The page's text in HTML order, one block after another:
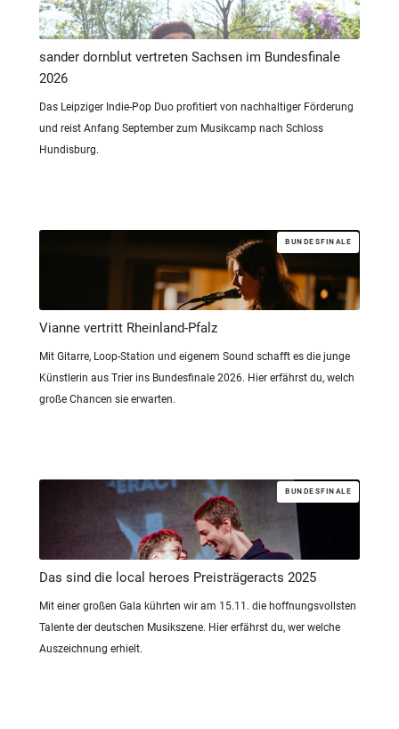
sander dornblut vertreten Sachsen im Bundesfinale
2026
Das Leipziger Indie-Pop Duo profitiert von nachhaltiger Förderung
und reist Anfang September zum Musikcamp nach Schloss
Hundisburg.
BUNDESFINALE
Vianne vertritt Rheinland-Pfalz
Mit Gitarre, Loop-Station und eigenem Sound schafft es die junge
Künstlerin aus Trier ins Bundesfinale 2026. Hier erfährst du, welch
große Chancen sie erwarten.
BUNDESFINALE
Das sind die local heroes Preisträgeracts 2025
Mit einer großen Gala kührten wir am 15.11. die hoffnungsvollsten
Talente der deutschen Musikszene. Hier erfährst du, wer welche
Auszeichnung erhielt.